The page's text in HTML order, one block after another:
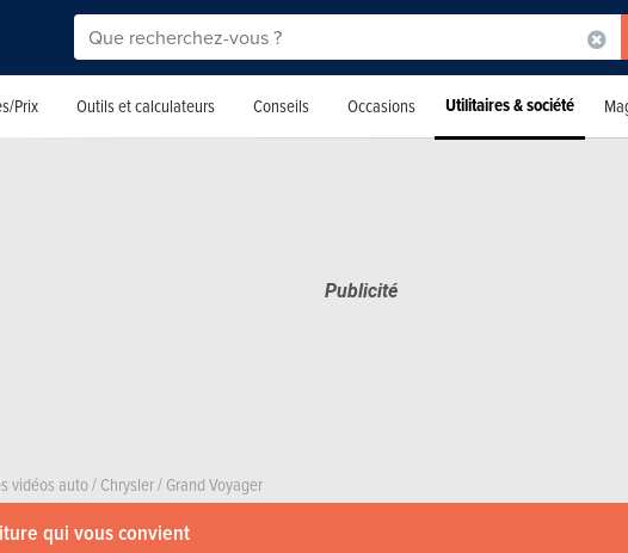
Prix Outils et calculateurs Conseils Occasions Utilitaires & société
vidéos auto/Chrysler/Grand Voyager
qui vous convient